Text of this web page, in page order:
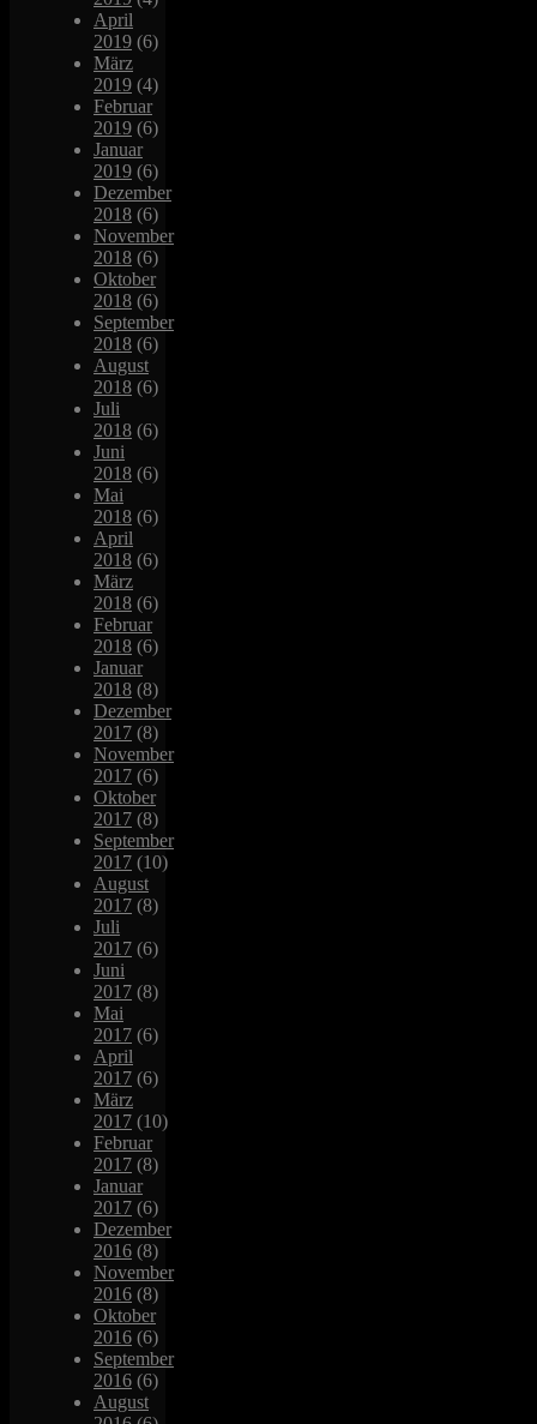
April
2019 (6)
März
2019 (4)
Februar
2019 (6)
Januar
2019 (6)
Dezember
2018 (6)
November
2018 (6)
Oktober
2018 (6)
September
2018 (6)
August
2018 (6)
Juli
2018 (6)
Juni
2018 (6)
Mai
2018 (6)
April
2018 (6)
März
2018 (6)
Februar
2018 (6)
Januar
2018 (8)
Dezember
2017 (8)
November
2017 (6)
Oktober
2017 (8)
September
2017 (10)
August
2017 (8)
Juli
2017 (6)
Juni
2017 (8)
Mai
2017 (6)
April
2017 (6)
März
2017 (10)
Februar
2017 (8)
Januar
2017 (6)
Dezember
2016 (8)
November
2016 (8)
Oktober
2016 (6)
September
2016 (6)
August